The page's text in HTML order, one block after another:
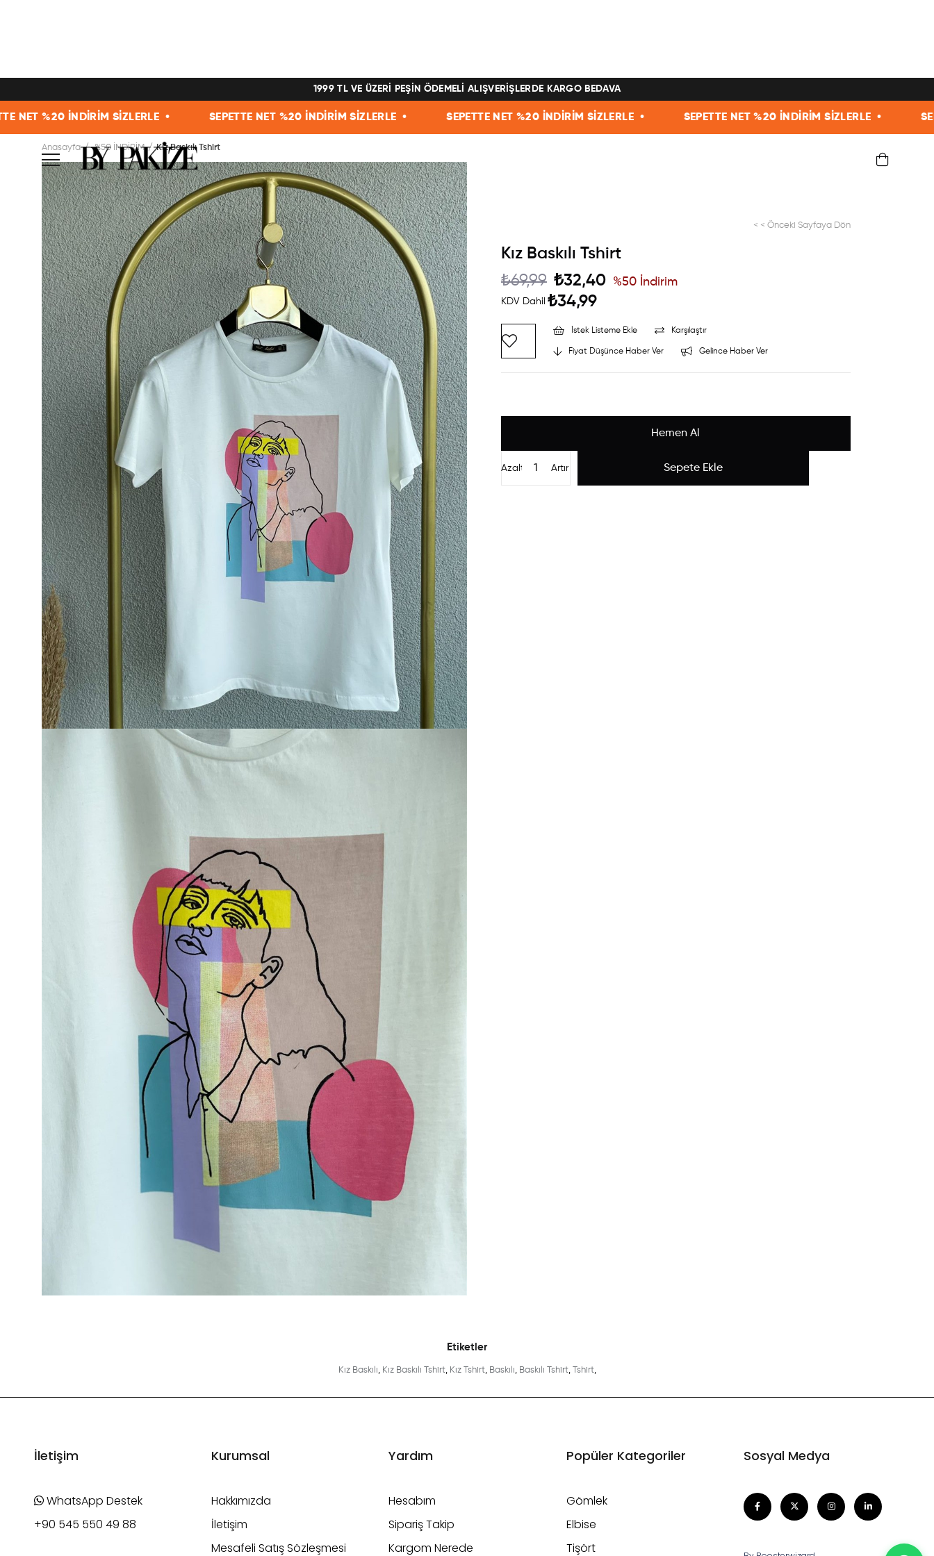
1999 TL VE ÜZERİ PEŞİN ÖDEMELİ ALIŞVERİŞLERDE KARGO BEDAVA
İNDİRİM SİZLERLE • SEPETTE NET %20 İNDİRİM SİZLERLE • SEPETTE NET %20 İNDİRİM SİZLERLE • SEPETTE NET %20 İNDİRİM SİZLERLE • SEPETTE
Anasayfa %50 İNDİRİM Kız Baskılı Tshirt
< < Önceki Sayfaya Dön
Kız Baskılı Tshirt
₺69,99 ₺32,40
KDV Dahil ₺34,99
%50İndirim
İstek Listeme Ekle Karşılaştır
Fiyat Düşünce Haber Ver Gelince Haber Ver
Artır
Azalt
Etiketler
Kız Baskılı, Kız Baskılı Tshirt, Kız Tshirt, Baskılı, Baskılı Tshirt, Tshirt,
İletişim
WhatsApp Destek
+90 545 550 49 88
Kurumsal
Hakkımızda
İletişim
Mesafeli Satış Sözleşmesi
Yardım
Hesabım
Sipariş Takip
Kargom Nerede
Popüler Kategoriler
Gömlek
Elbise
Tişört
Sosyal Medya